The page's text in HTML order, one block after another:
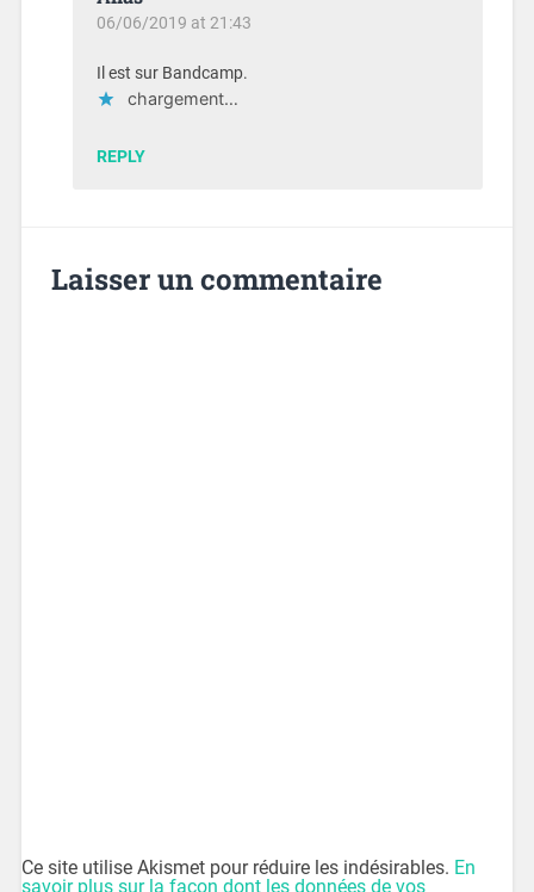
06/06/2019 at 21:43
Il est sur Bandcamp.
chargement…
REPLY
Laisser un commentaire
Ce site utilise Akismet pour réduire les indésirables. En
savoir plus sur la façon dont les données de vos